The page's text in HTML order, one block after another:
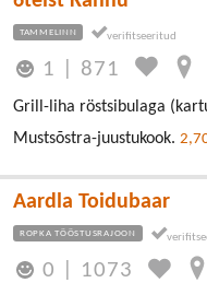
TAMMELINN
1 871
Grill-liha röstsibulaga
Mustsõstra-juustukook.
Aardla Toidubaar
ROPKA TÖÖSTUSRAJOON
0 1073